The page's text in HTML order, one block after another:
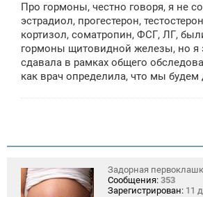
Про гормоны, честно говоря, я не
эстрадиол, прогестерон,
кортизол, соматропин, ФСГ, ЛГ,
гормоны щитовидной железы, но я
сдавала в рамках общего
как врач определила, что мы будем
Задорная
Сообщения: 353
Зарегистрирован: 11